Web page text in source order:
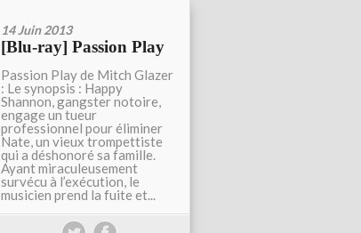
14 Juin 2013
[Blu-ray] Passion Play
Passion Play de Mitch Glazer
: Le synopsis : Happy
Shannon, gangster notoire,
engage un tueur
professionnel pour éliminer
Nate, un vieux trompettiste
qui a déshonoré sa famille.
Ayant miraculeusement
survécu à l’exécution, le
musicien prend la fuite et...